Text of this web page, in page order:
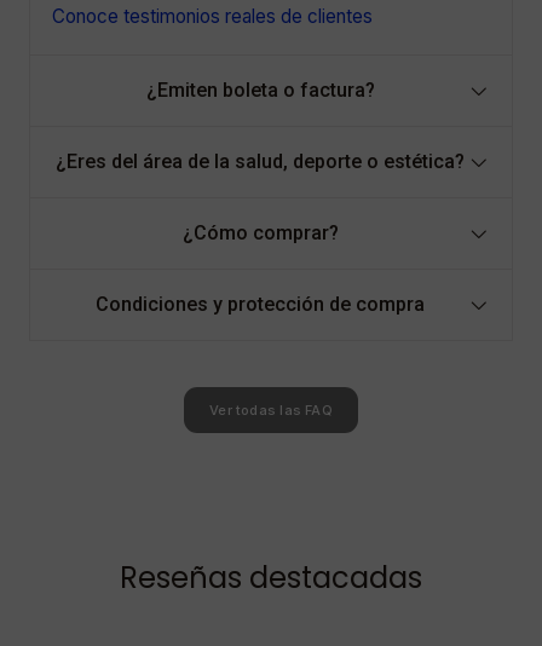
Conoce testimonios reales de clientes
¿Emiten boleta o factura?
¿Eres del área de la salud, deporte o estética?
¿Cómo comprar?
Condiciones y protección de compra
Ver todas las FAQ
Reseñas destacadas